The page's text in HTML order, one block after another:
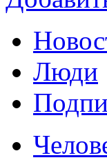
Люди